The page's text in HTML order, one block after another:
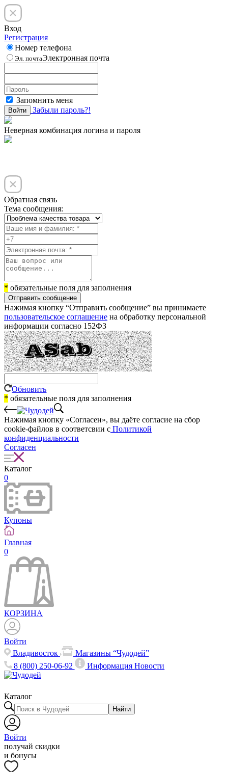
Вход
Регистрация
Номер телефона
Эл. почтаЭлектронная почта
Запомнить меня
Войти Забыли пароль?!
Неверная комбинация логина и пароля
Обратная связь
Тема сообщения:
* обязательные поля для заполнения
Отправить сообщение
Нажимая кнопку “Отправить сообщение” вы принимаете
пользовательское соглашение на обработку персональной
информации согласно 152ФЗ
Обновить
* обязательные поля для заполнения
Нажимая кнопку «Согласен», вы даёте cогласие на сбор
cookie-файлов в соответсвии с Политикой
конфиденциальности
Согласен
Каталог
0
Купоны
Главная
0
КОРЗИНА
Войти
Владивосток
Магазины “Чудодей”
8 (800) 250-06-92
ИнформацияНовости
Каталог
Найти
Войти
получай скидки
и бонусы